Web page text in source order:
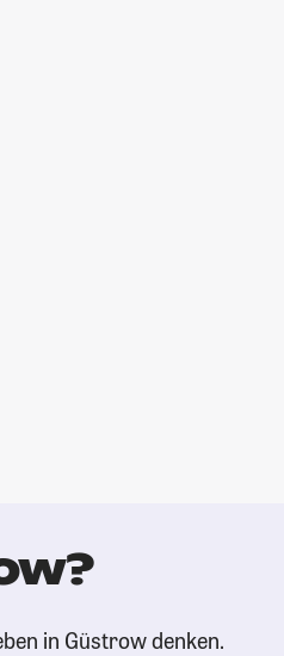
in Güstrow denken.